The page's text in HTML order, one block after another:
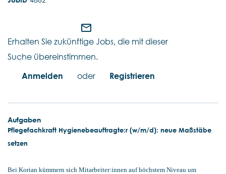
mail_outline
Erhalten Sie zukünftige Jobs, die mit dieser
Suche übereinstimmen.
Anmelden
oder Registrieren
Aufgaben
Pflegefachkraft Hygienebeauftragte:r (w/m/d): neue Maßstäbe
setzen
Bei Korian kümmern sich Mitarbeiter:innen auf höchstem Niveau um